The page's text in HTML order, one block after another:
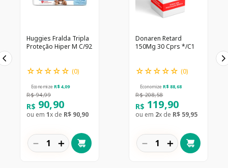
Huggies Fralda Tripla
Proteção Hiper M C/92
☆☆☆☆☆ (0)
Economize R$ 4,09
R$ 94,99
R$ 90,90
ou em 1x de R$ 90,90
＋
－
Donaren Retard
150Mg 30 Cprs */C1
☆☆☆☆☆ (0)
Economize R$ 88,68
R$ 208,58
R$ 119,90
ou em 2x de R$ 59,95
＋
－